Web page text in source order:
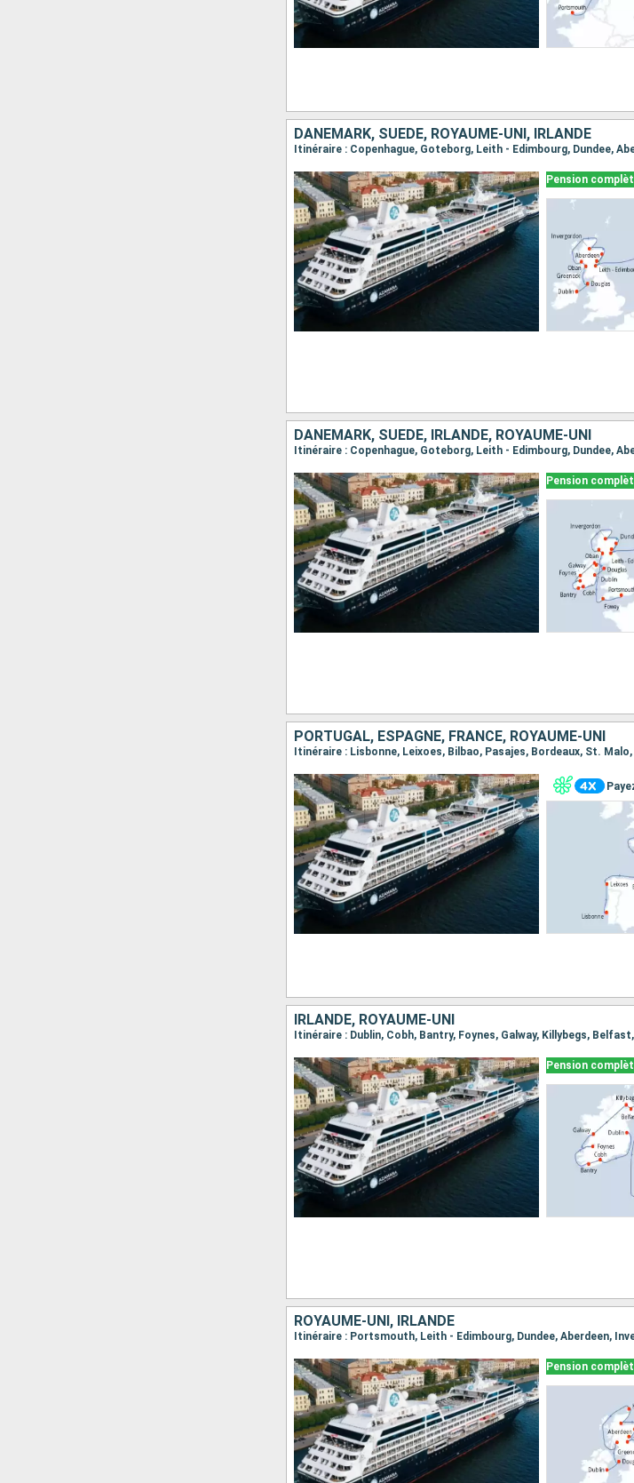
DANEMARK, SUÈDE, ROYAUME-UNI, IRLANDE
Pension
DANEMARK, SUÈDE, IRLANDE, ROYAUME-UNI
Pension
PORTUGAL, ESPAGNE, FRANCE, ROYAUME-UNI
Itinéraire : Lisbonne, Leixoes, Bilbao, Pasajes, Bordeaux, St.
IRLANDE, ROYAUME-UNI
Itinéraire : Dublin, Cobh, Bantry, Foynes, Galway, Killybegs,
Pension
ROYAUME-UNI, IRLANDE
Itinéraire : Portsmouth, Leith - Edimbourg, Dundee, Aberdeen,
Pension